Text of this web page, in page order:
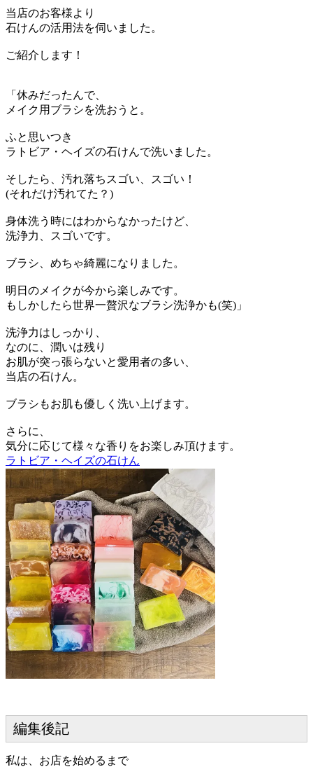
当店のお客様より
石けんの活用法を伺いました。
ご紹介します！
「休みだったんで、
メイク用ブラシを洗おうと。
ふと思いつき
ラトビア・ヘイズの石けんで洗いました。
そしたら、汚れ落ちスゴい、スゴい！
(それだけ汚れてた？)
身体洗う時にはわからなかったけど、
洗浄力、スゴいです。
ブラシ、めちゃ綺麗になりました。
明日のメイクが今から楽しみです。
もしかしたら世界一贅沢なブラシ洗浄かも(笑)」
洗浄力はしっかり、
なのに、潤いは残り
お肌が突っ張らないと愛用者の多い、
当店の石けん。
ブラシもお肌も優しく洗い上げます。
さらに、
気分に応じて様々な香りをお楽しみ頂けます。
ラトビア・ヘイズの石けん
編集後記
私は、お店を始めるまで